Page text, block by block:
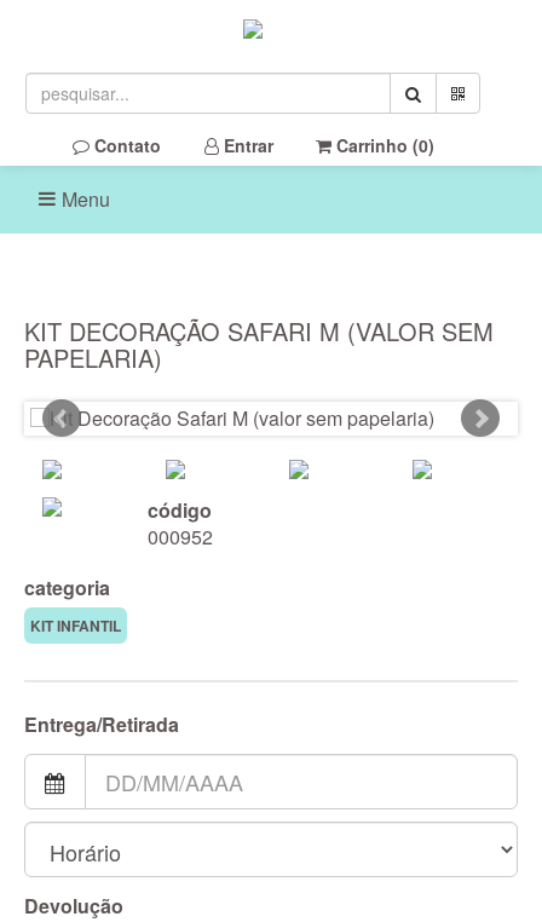
Contato Entrar Carrinho (0)
Menu
KIT DECORAÇÃO SAFARI M (VALOR SEM
PAPELARIA)
código
000952
categoria
KIT INFANTIL
Entrega/Retirada
Devolução